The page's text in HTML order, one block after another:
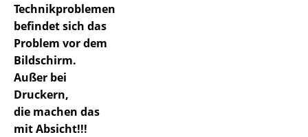
Technikproblemen
befindet sich das
Problem vor dem
Bildschirm.
Außer bei
Druckern,
die machen das
mit Absicht!!!